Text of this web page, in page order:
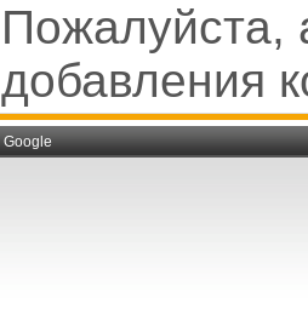
Пожалуйста,
добавления
Google